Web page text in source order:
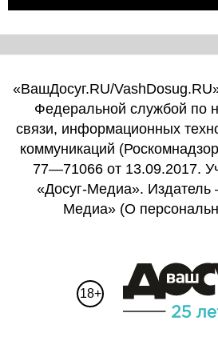
«ВашДосуг.RU/
Федеральной службой по
связи, информационных
коммуникаций
77—71066 от 13.09.2017.
«Досуг-Медиа».
Медиа» (О
18+